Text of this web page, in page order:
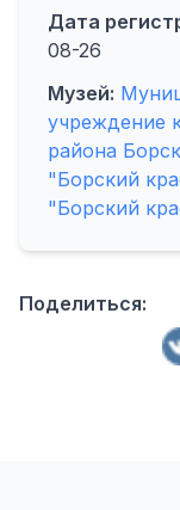
Дата
08-26
Музей:
учреждение
района
"Борский
"Борский
Поделиться: